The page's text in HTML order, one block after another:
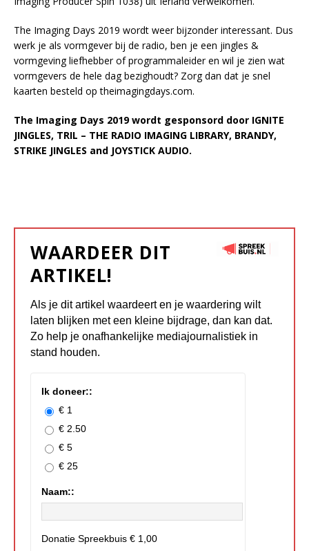
The Imaging Days 2019 wordt weer bijzonder interessant. Dus
werk je als vormgever bij de radio, ben je een jingles &
vormgeving liefhebber of programmaleider en wil je zien wat
vormgevers de hele dag bezighoudt? Zorg dan dat je snel
kaarten besteld op theimagingdays.com.
The Imaging Days 2019 wordt gesponsord door IGNITE
JINGLES, TRIL – THE RADIO IMAGING LIBRARY, BRANDY,
STRIKE JINGLES and JOYSTICK AUDIO.
WAARDEER DIT
ARTIKEL!
Als je dit artikel waardeert en je waardering wilt
laten blijken met een kleine bijdrage, dan kan dat.
Zo help je onafhankelijke mediajournalistiek in
stand houden.
Ik doneer::
€ 1
€ 2.50
€ 5
€ 25
Naam::
Donatie Spreekbuis € 1,00